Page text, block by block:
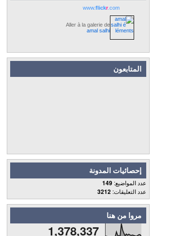
www.flickr .com
Aller à la galerie de
amal salhi
المتابعون
إحصائيات المدونة
عدد المواضيع: 149
عدد التعليقات: 3212
مروا من هنا
1,378,337